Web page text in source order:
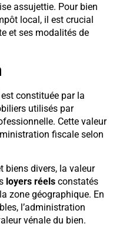
assujettie. Pour bien
local, il est crucial
et ses modalités de
constituée par la
utilisés par
Cette valeur
fiscale selon
biens divers, la valeur
loyers réels constatés
zone géographique. En
l’administration
vénale du bien.